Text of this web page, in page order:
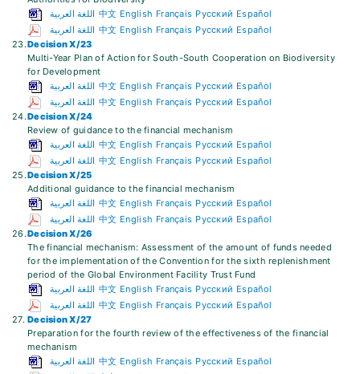
اللغة العربية 中文 English Français Русский Español
اللغة العربية 中文 English Français Русский Español
23.Decision X/23
Multi-Year Plan of Action for South-South Cooperation on Biodiversity
for Development
اللغة العربية 中文 English Français Русский Español
اللغة العربية 中文 English Français Русский Español
24.Decision X/24
Review of guidance to the financial mechanism
اللغة العربية 中文 English Français Русский Español
اللغة العربية 中文 English Français Русский Español
25.Decision X/25
Additional guidance to the financial mechanism
اللغة العربية 中文 English Français Русский Español
اللغة العربية 中文 English Français Русский Español
26.Decision X/26
The financial mechanism: Assessment of the amount of funds needed
for the implementation of the Convention for the sixth replenishment
period of the Global Environment Facility Trust Fund
اللغة العربية 中文 English Français Русский Español
اللغة العربية 中文 English Français Русский Español
27. Decision X/27
Preparation for the fourth review of the effectiveness of the financial
mechanism
اللغة العربية 中文 English Français Русский Español